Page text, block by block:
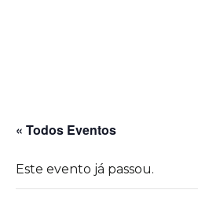
« Todos Eventos
Este evento já passou.